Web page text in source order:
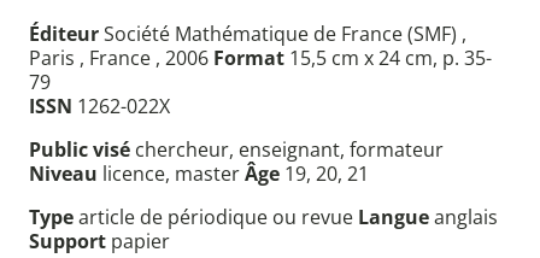
ÉditeurSociété Mathématique de France (SMF) ,
Paris , France , 2006 Format 15,5 cm x 24 cm, p. 35-
79
ISSN 1262-022X
Public visé chercheur, enseignant, formateur
Niveau licence, masterÂge 19, 20, 21
Typearticle de périodique ou revue Langueanglais
Support papier